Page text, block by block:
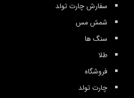
سفارش چارت تولد
شمش مس
سنگ ها
طلا
فروشگاه
چارت تولد